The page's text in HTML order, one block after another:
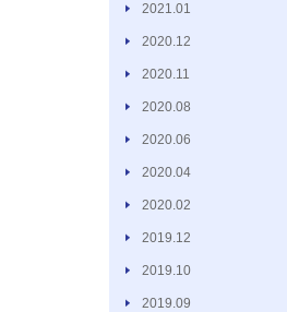
2021.01
2020.12
2020.11
2020.08
2020.06
2020.04
2020.02
2019.12
2019.10
2019.09